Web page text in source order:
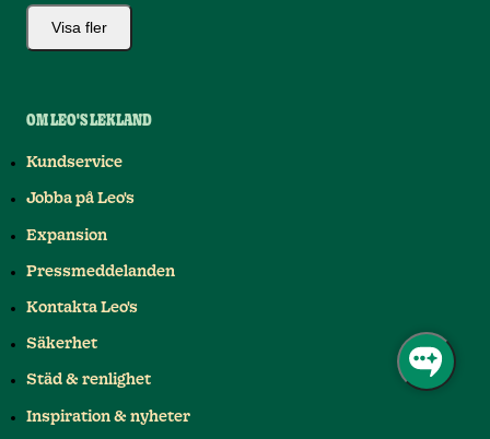
Visa fler
OM LEO'S LEKLAND
Kundservice
Jobba på Leo's
Expansion
Pressmeddelanden
Kontakta Leo's
Säkerhet
Städ & renlighet
Inspiration & nyheter